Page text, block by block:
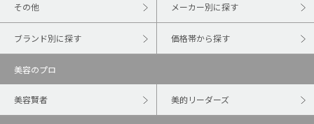
その他 メーカー別に探す
ブランド別に探す 価格帯から探す
美容のプロ
美容賢者 美的リーダーズ